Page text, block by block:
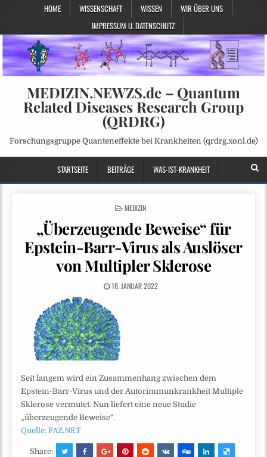
HOME WISSENSCHAFT WISSEN
WIR ÜBER UNS
IMPRESSUM U. DATENSCHUTZ
MEDIZIN.NEWZS.de – Quantum
Related Diseases Research Group
(QRDRG)
Forschungsgruppe Quanteneffekte bei Krankheiten (qrdrg.xonl.de)
STARTSEITE BEITRÄGE WAS-IST-KRANKHEIT
POSTED
MEDIZIN
„Überzeugende Beweise“ für
Epstein-Barr-Virus als Auslöser
von Multipler Sklerose
16. JANUAR 2022
Seit langem wird ein Zusammenhang zwischen dem
Epstein-Barr-Virus und der Autorimmunkrankheit Multiple
Sklerose vermutet. Nun liefert eine neue Studie
„überzeugende Beweise“.
Quelle: FAZ.NET
Share: